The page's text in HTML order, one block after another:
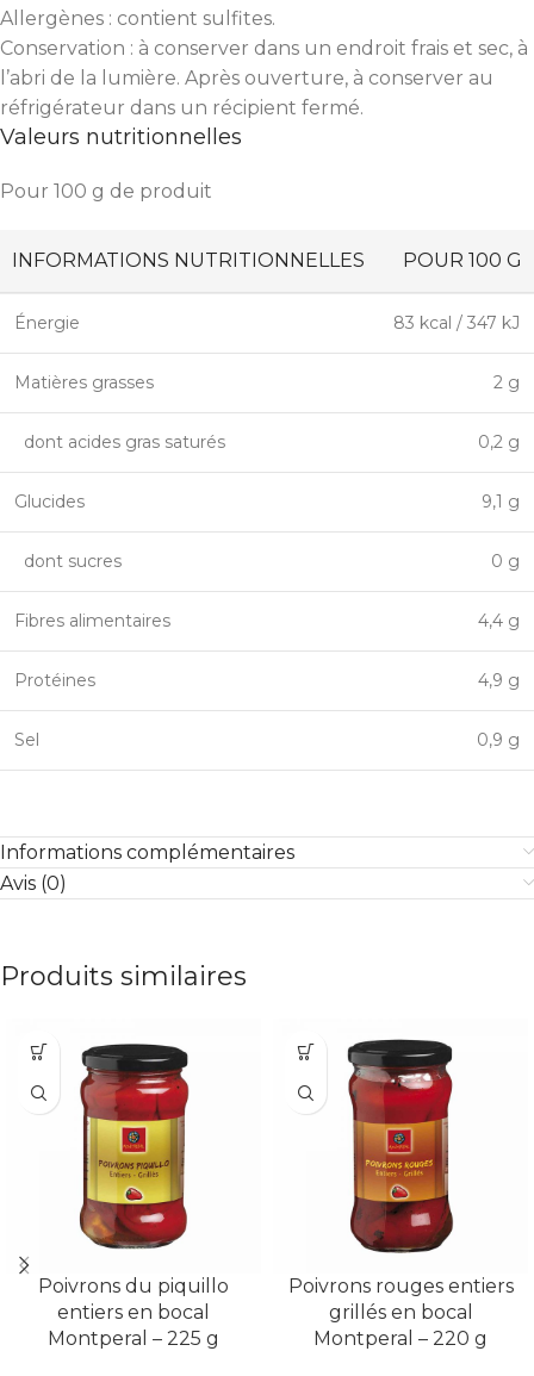
Allergènes : contient sulfites.
Conservation : à conserver dans un endroit frais et sec, à
l’abri de la lumière. Après ouverture, à conserver au
réfrigérateur dans un récipient fermé.
Valeurs nutritionnelles
Pour 100 g de produit
INFORMATIONS NUTRITIONNELLES POUR 100 G
Énergie 83 kcal / 347 kJ
Matières grasses 2 g
dont acides gras saturés 0,2 g
Glucides 9,1 g
dont sucres 0 g
Fibres alimentaires 4,4 g
Protéines 4,9 g
Sel 0,9 g
Informations complémentaires
Avis (0)
Produits similaires
Poivrons du piquillo
entiers en bocal
Montperal – 225 g
Poivrons rouges entiers
grillés en bocal
Montperal – 220 g